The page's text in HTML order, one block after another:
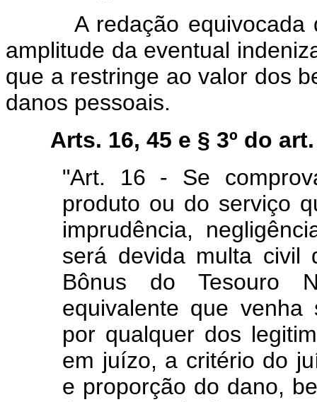
A redação equivocada
amplitude da eventual
que a restringe ao valor dos
danos pessoais.
Arts. 16, 45 e § 3º do
"Art. 16 - Se
produto ou do serviço
imprudência,
será devida multa
Bônus do Tesouro
equivalente que
por qualquer dos
em juízo, a critério do
e proporção do dano,